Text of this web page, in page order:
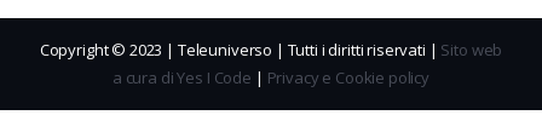
Copyright © 2023 | Teleuniverso | Tutti i diritti riservati | Sito web
a cura di Yes I Code | Privacy e Cookie policy